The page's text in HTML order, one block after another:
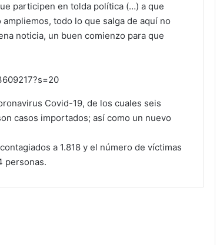
participen en tolda política (…) a que
todo lo que salga de aquí no
noticia, un buen comienzo para que
Covid-19, de los cuales seis
casos importados; así como un nuevo
a 1.818 y el número de víctimas
personas.